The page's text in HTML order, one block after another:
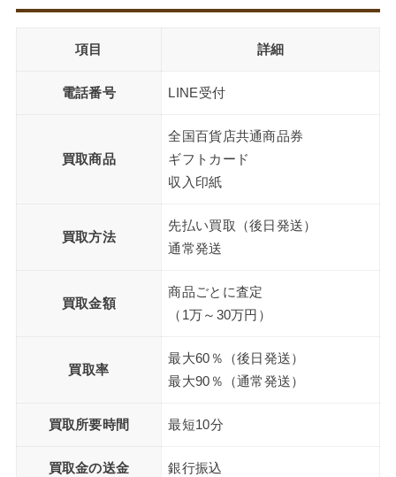
項目 詳細
電話番号 LINE受付
買取商品
全国百貨店共通商品券
ギフトカード
収入印紙
買取方法
先払い買取（後日発送）
通常発送
買取金額
商品ごとに査定
（1万～30万円）
買取率
最大60％（後日発送）
最大90％（通常発送）
買取所要時間 最短10分
買取金の送金 銀行振込